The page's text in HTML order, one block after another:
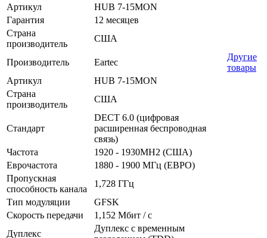
Артикул
HUB 7-15MON
Гарантия
12 месяцев
Страна
производитель
США
Производитель Eartec
Другие
товары
Артикул
HUB 7-15MON
Страна
производитель
США
Стандарт
DECT 6.0 (цифровая
расширенная беспроводная
связь)
Частота
1920 - 1930MH2 (США)
Еврочастота
1880 - 1900 МГц (ЕВРО)
Пропускная
способность канала
1,728 ГГц
Тип модуляции
GFSK
Скорость передачи
1,152 Мбит / с
Дуплекс
Дуплекс с временным